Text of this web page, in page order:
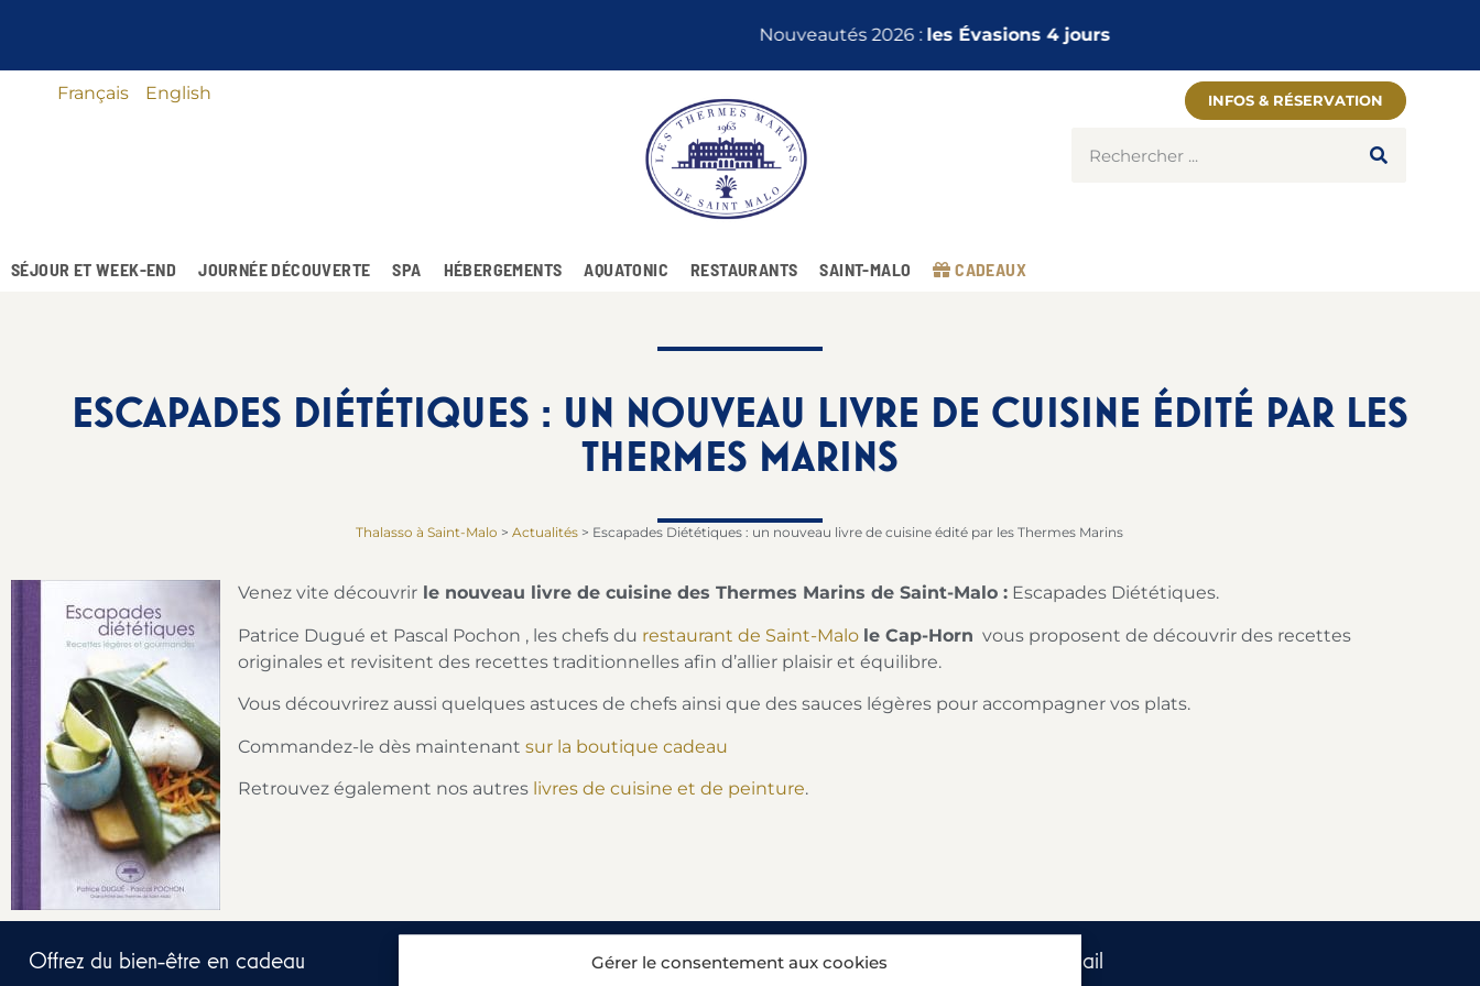
Gérer le consentement aux cookies
les Évasions 4 jours
Français English INFOS & RÉSERVATION
SÉJOUR ET WEEK-END JOURNÉE DÉCOUVERTE SPA HÉBERGEMENTS AQUATONIC RESTAURANTS SAINT-MALO CADEAUX
ESCAPADES DIÉTÉTIQUES : UN NOUVEAU LIVRE DE CUISINE ÉDITÉ PAR LES
THERMES MARINS
Thalasso à Saint-Malo >Actualités > Escapades Diététiques : un nouveau livre de cuisine édité par les Thermes Marins
Venez vite découvrir le nouveau livre de cuisine des Thermes Marins de Saint-Malo : Escapades Diététiques.
Patrice Dugué et Pascal Pochon , les chefs du restaurant de Saint-Malo le Cap-Horn vous proposent de découvrir des recettes
originales et revisitent des recettes traditionnelles afin d’allier plaisir et équilibre.
Vous découvrirez aussi quelques astuces de chefs ainsi que des sauces légères pour accompagner vos plats.
Commandez-le dès maintenant sur la boutique cadeau
Retrouvez également nos autres livres de cuisine et de peinture.
Offrez du bien-être en cadeau Recevez nos offres et actualités par e-mail​